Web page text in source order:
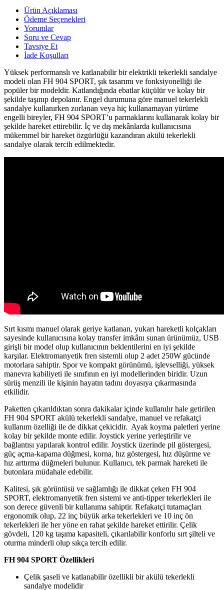
Ürün Açıklaması
Ödeme Seçenekleri
Yorumlar
Soru ve Cevap
Tavsiye Et
İade Koşulları
Yüksek performanslı ve katlanabilir bir elektrikli tekerlekli sandalye
modeli olan FH 904 SPORT, şık tasarımı ve fonksiyonelliği ile
popüler bir modeldir. Katlandığında ebatlar küçülür ve kolay bir
şekilde taşınıp depolanır. Engel durumuna göre manuel tekerlekli
sandalye kullanırken zorlanan veya hiç kullanamayan yürüme
engelli bireyler, FH 904 SPORT’u parmaklarını kullanarak kolay bir
şekilde hareket ettirebilir. İç ve dış mekânlarda kullanıcısına
mükemmel bir hareket özgürlüğü kazandıran akülü tekerlekli
sandalye olarak tercih edilmektedir.
Sırt kısmı manuel olarak geriye katlanan, yukarı hareketli kolçakları
sayesinde kullanıcısına kolay transfer imkânı sunan ürünümüz, USB
girişli bir model olup kullanıcının beklentilerini en iyi şekilde
karşılar. Elektromanyetik fren sistemli olup 2 adet 250W gücünde
motorlara sahiptir. Spor ve kompakt görünümü, işlevselliği, yüksek
manevra kabiliyeti ile sınıfının en iyi modellerinden biridir. Uzun
sürüş menzili ile kişinin hayatın tadını doyasıya çıkarmasında
etkilidir.
Paketten çıkarıldıktan sonra dakikalar içinde kullanılır hale getirilen
FH 904 SPORT akülü tekerlekli sandalye, manuel ve refakatçi
kullanım özelliği ile de dikkat çekicidir. Ayak koyma paletleri yerine
kolay bir şekilde monte edilir. Joystick yerine yerleştirilir ve
bağlantısı yapılarak kontrol edilir. Joystick üzerinde pil göstergesi,
güç açma-kapama düğmesi, korna, hız göstergesi, hız düşürme ve
hız arttırma düğmeleri bulunur. Kullanıcı, tek parmak hareketi ile
butonlara müdahale edebilir.
Kalitesi, şık görüntüsü ve sağlamlığı ile dikkat çeken FH 904
SPORT, elektromanyetik fren sistemi ve anti-tipper tekerlekleri ile
son derece güvenli bir kullanıma sahiptir. Refakatçi tutamaçları
ergonomik olup, 22 inç büyük arka tekerlekleri ve 10 inç ön
tekerlekleri ile her yöne en rahat şekilde hareket ettirilir. Çelik
gövdeli, 120 kg taşıma kapasiteli, çıkarılabilir konforlu sırt şilteli ve
oturma minderli olup sıkça tercih edilir.
FH 904 SPORT Özellikleri
Çelik şaseli ve katlanabilir özellikli bir akülü tekerlekli
sandalye modelidir